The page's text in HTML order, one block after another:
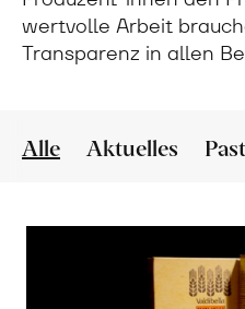
wertvolle Arbeit
Transparenz in allen
Alle Aktuelles